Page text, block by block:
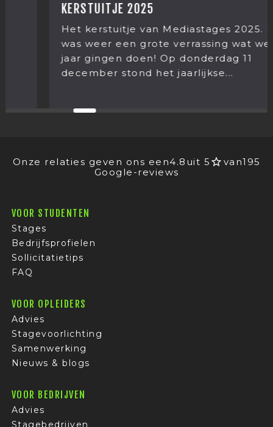
KERSTUITJE 2025
Het kerstuitje van Mediastages 2025. Het
was weer een grote verrassing wat we dit
jaar gingen doen! Op donderdag 11
december stond het jaarlijkse...
Onze relaties geven ons een4.8 uit 5 van195
Google-reviews
VOOR STUDENTEN
Stages
Bedrijfsprofielen
Sollicitatietips
FAQ
VOOR OPLEIDERS
Advies
Stagevoorlichting
Samenwerking
Nieuws & blogs
VOOR BEDRIJVEN
Advies
Stagebedrijven